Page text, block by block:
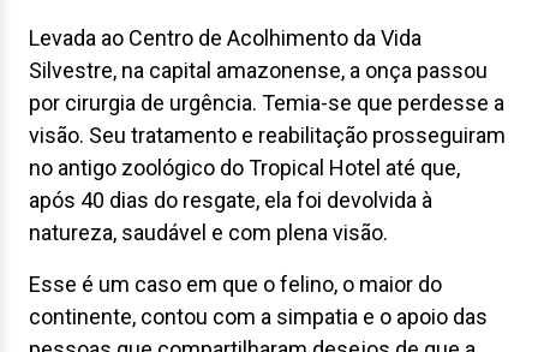
Levada ao Centro de Acolhimento da Vida
Silvestre, na capital amazonense, a onça passou
por cirurgia de urgência. Temia-se que perdesse a
visão. Seu tratamento e reabilitação prosseguiram
no antigo zoológico do Tropical Hotel até que,
após 40 dias do resgate, ela foi devolvida à
natureza, saudável e com plena visão.
Esse é um caso em que o felino, o maior do
continente, contou com a simpatia e o apoio das